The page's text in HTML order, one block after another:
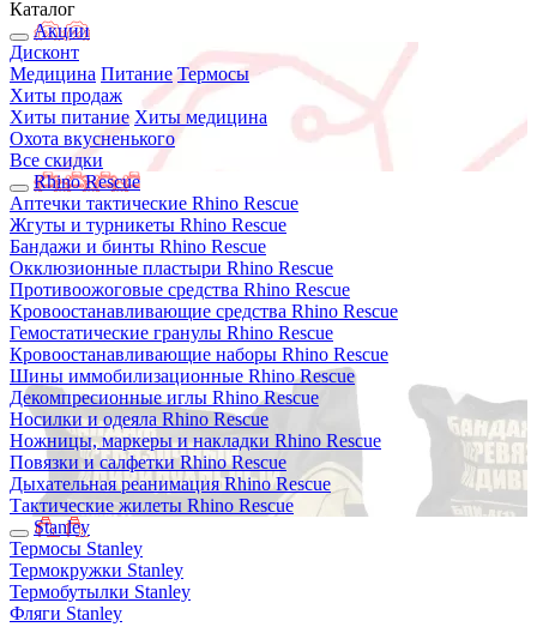
Каталог
Акции
Дисконт
Медицина Питание Термосы
Хиты продаж
Хиты питание Хиты медицина
Охота вкусненького
Все скидки
Rhino Rescue
Аптечки тактические Rhino Rescue
Жгуты и турникеты Rhino Rescue
Бандажи и бинты Rhino Rescue
Окклюзионные пластыри Rhino Rescue
Противоожоговые средства Rhino Rescue
Кровоостанавливающие средства Rhino Rescue
Гемостатические гранулы Rhino Rescue
Кровоостанавливающие наборы Rhino Rescue
Шины иммобилизационные Rhino Rescue
Декомпресионные иглы Rhino Rescue
Носилки и одеяла Rhino Rescue
Ножницы, маркеры и накладки Rhino Rescue
Повязки и салфетки Rhino Rescue
Дыхательная реанимация Rhino Rescue
Тактические жилеты Rhino Rescue
Stanley
Термосы Stanley
Термокружки Stanley
Термобутылки Stanley
Фляги Stanley